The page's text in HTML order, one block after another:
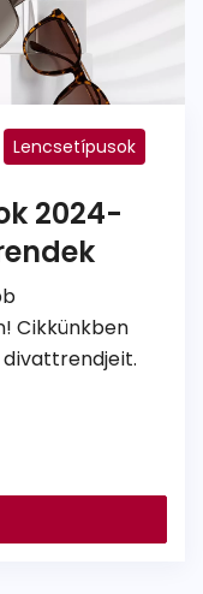
Lencsetípusok
2024-
Cikkünkben